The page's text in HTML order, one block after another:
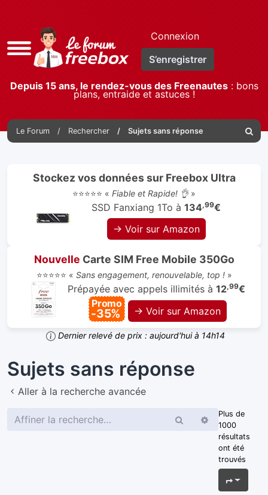
Accès
rapide
Connexion
S’enregistrer
Depuis 15 ans, le rendez-vous des Freenautes: bons
plans, entraide et astuces !
Le Forum Rechercher Sujets sans réponse
Stockez vos données sur Freebox Ultra
⭐⭐⭐⭐⭐ « Fiable et Rapide! 👌»
SSD Fanxiang 1To à 134,99€
→ Voir sur Amazon
Nouvelle Carte SIM Free Mobile 350Go
⭐⭐⭐⭐⭐ « Sans engagement, renouvelable, top !»
Prépayée avec appels illimités à 12,99€
Promo
-35% → Voir sur Amazon
Dernier relevé de prix : aujourd'hui à 14h14
Sujets sans réponse
Aller à la recherche avancée
Rechercher
Recherche
avancée
Plus de
1000
résultats
ont été
trouvés
Page